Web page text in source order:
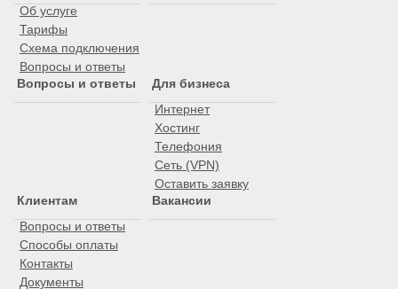
Об услуге
Тарифы
Схема подключения
Вопросы и ответы
Вопросы и ответы
Для бизнеса
Интернет
Хостинг
Телефония
Сеть (VPN)
Оставить заявку
Клиентам
Вопросы и ответы
Способы оплаты
Контакты
Документы
Вакансии